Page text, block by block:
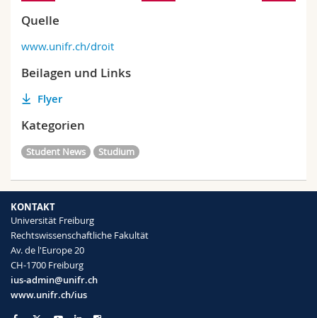
Quelle
www.unifr.ch/droit
Beilagen und Links
Flyer
Kategorien
Student News Studium
KONTAKT
Universität Freiburg
Rechtswissenschaftliche Fakultät
Av. de l'Europe 20
CH-1700 Freiburg
ius-admin@unifr.ch
www.unifr.ch/ius